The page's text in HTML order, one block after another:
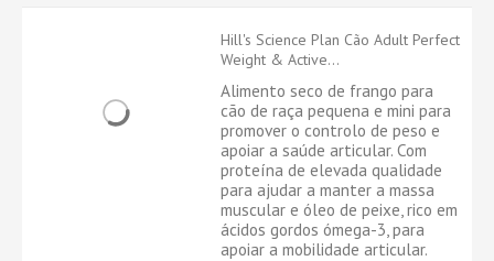
Hill's Science Plan Cão Adult Perfect
Weight & Active...
Alimento seco de frango para
cão de raça pequena e mini para
promover o controlo de peso e
apoiar a saúde articular. Com
proteína de elevada qualidade
para ajudar a manter a massa
muscular e óleo de peixe, rico em
ácidos gordos ómega-3, para
apoiar a mobilidade articular.